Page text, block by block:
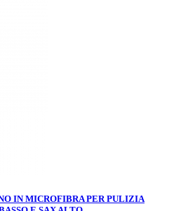
IN MICROFIBRA PER PULIZIA